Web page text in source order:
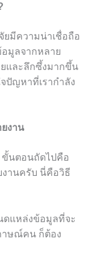
ยมีความน่าเชื่อถือ
มูลจากหลาย
และลึกซึ้งมากขึ้น
ปัญหาที่เรากำลัง
งาน
ขั้นตอนถัดไปคือ
งานครับ นี่คือวิธี
ดแหล่งข้อมูลที่จะ
าษณ์คน ก็ต้อง